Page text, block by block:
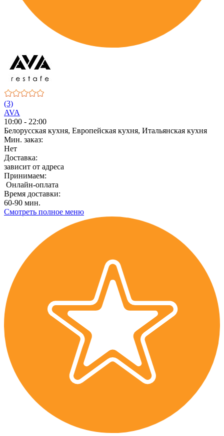
(3)
AVA
10:00 - 22:00
Белорусская кухня, Европейская кухня, Итальянская кухня
Мин. заказ:
Нет
Доставка:
зависит от адреса
Принимаем:
Онлайн-оплата
Время доставки:
60-90 мин.
Смотреть полное меню